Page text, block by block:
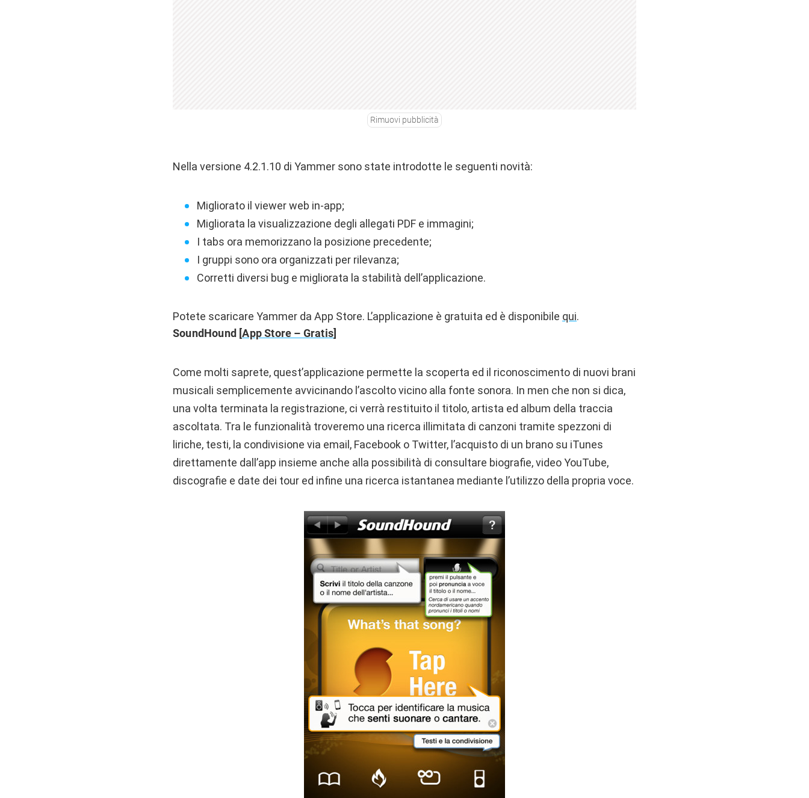
Rimuovi pubblicità
Nella versione 4.2.1.10 di Yammer sono state introdotte le seguenti novità:
Migliorato il viewer web in-app;
Migliorata la visualizzazione degli allegati PDF e immagini;
I tabs ora memorizzano la posizione precedente;
I gruppi sono ora organizzati per rilevanza;
Corretti diversi bug e migliorata la stabilità dell’applicazione.
Potete scaricare Yammer da App Store. L’applicazione è gratuita ed è disponibile qui.
SoundHound [App Store – Gratis]
Come molti saprete, quest’applicazione permette la scoperta ed il riconoscimento di nuovi brani
musicali semplicemente avvicinando l’ascolto vicino alla fonte sonora. In men che non si dica,
una volta terminata la registrazione, ci verrà restituito il titolo, artista ed album della traccia
ascoltata. Tra le funzionalità troveremo una ricerca illimitata di canzoni tramite spezzoni di
liriche, testi, la condivisione via email, Facebook o Twitter, l’acquisto di un brano su iTunes
direttamente dall’app insieme anche alla possibilità di consultare biografie, video YouTube,
discografie e date dei tour ed infine una ricerca istantanea mediante l’utilizzo della propria voce.